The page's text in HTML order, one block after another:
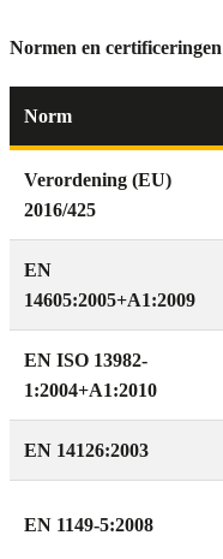
Normen en certificeringen
Norm
Verordening (EU)
2016/425
EN
14605:2005+A1:2009
EN ISO 13982-
1:2004+A1:2010
EN 14126:2003
EN 1149-5:2008